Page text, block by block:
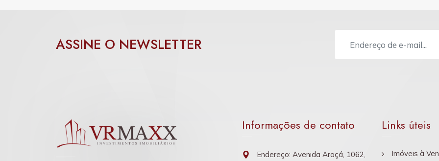
ASSINE O NEWSLETTER
Informações de contato
Endereço: Avenida Araçá, 1062,
Links úteis
Imóveis à